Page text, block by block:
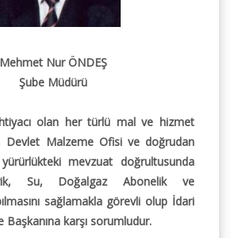
Mehmet Nur ÖNDEŞ
Şube Müdürü
olan her türlü mal ve hizmet
Devlet Malzeme Ofisi ve doğrudan
mevzuat doğrultusunda
Su, Doğalgaz Abonelik ve
sağlamakla görevli olup İdari
karşı sorumludur.